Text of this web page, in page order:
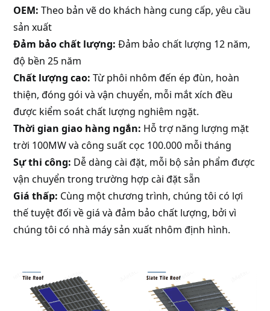
OEM:Theo bản vẽ do khách hàng cung cấp, yêu cầu
sản xuất
Đảm bảo chất lượng:Đảm bảo chất lượng 12 năm,
độ bền 25 năm
Chất lượng cao:Từ phôi nhôm đến ép đùn, hoàn
thiện, đóng gói và vận chuyển, mỗi mắt xích đều
được kiểm soát chất lượng nghiêm ngặt.
Thời gian giao hàng ngắn: Hỗ trợ năng lượng mặt
trời 100MW và công suất cọc 100.000 mỗi tháng
Sự thi công: Dễ dàng cài đặt, mỗi bộ sản phẩm được
vận chuyển trong trường hợp cài đặt sẵn
Giá thấp: Cùng một chương trình, chúng tôi có lợi
thế tuyệt đối về giá và đảm bảo chất lượng, bởi vì
chúng tôi có nhà máy sản xuất nhôm định hình.